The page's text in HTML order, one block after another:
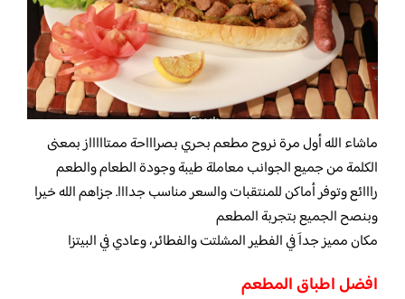
ماشاء الله أول مرة نروح مطعم بحري بصراااحة ممتاااااز بمعنى
الكلمة من جميع الجوانب معاملة طيبة وجودة الطعام والطعم
رااائع وتوفر أماكن للمنتقبات والسعر مناسب جدااا. جزاهم الله خيرا
وبنصح الجميع بتجربة المطعم
مكان مميز جداَ في الفطير المشلتت والفطائر، وعادي في البيتزا
افضل اطباق المطعم